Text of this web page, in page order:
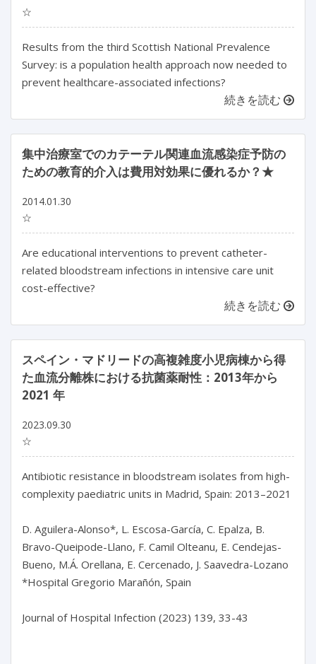
☆
Results from the third Scottish National Prevalence
Survey: is a population health approach now needed to
prevent healthcare-associated infections?
続きを読む
集中治療室でのカテーテル関連血流感染症予防の
ための教育的介入は費用対効果に優れるか？★
2014.01.30
☆
Are educational interventions to prevent catheter-
related bloodstream infections in intensive care unit
cost-effective?
続きを読む
スペイン・マドリードの高複雑度小児病棟から得
た血流分離株における抗菌薬耐性：2013年から
2021 年
2023.09.30
☆
Antibiotic resistance in bloodstream isolates from high-
complexity paediatric units in Madrid, Spain: 2013–2021
D. Aguilera-Alonso*, L. Escosa-García, C. Epalza, B.
Bravo-Queipode-Llano, F. Camil Olteanu, E. Cendejas-
Bueno, M.Á. Orellana, E. Cercenado, J. Saavedra-Lozano
*Hospital Gregorio Marañón, Spain
Journal of Hospital Infection (2023) 139, 33-43